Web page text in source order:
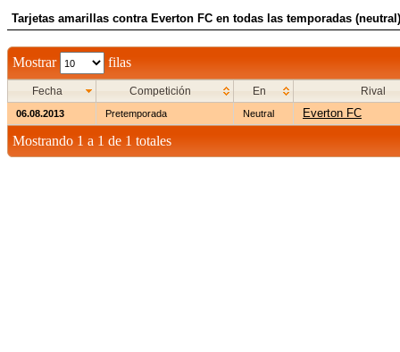
Tarjetas amarillas contra Everton FC en todas las temporadas (neutral)
Mostrar filas
Fecha Competición En Rival
06.08.2013 Pretemporada Neutral Everton FC
Mostrando 1 a 1 de 1 totales